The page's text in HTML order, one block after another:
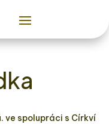
ve spolupráci s Církví